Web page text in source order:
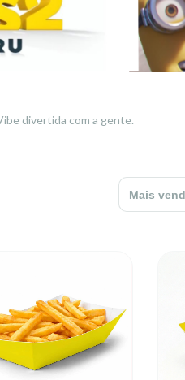
divertida com a gente.